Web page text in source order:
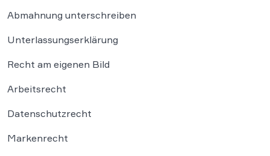
Abmahnung unterschreiben
Unterlassungserklärung
Recht am eigenen Bild
Arbeitsrecht
Datenschutzrecht
Markenrecht